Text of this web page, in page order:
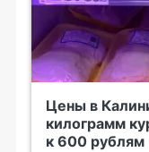
Цены в
килограмм
к 600 рублям